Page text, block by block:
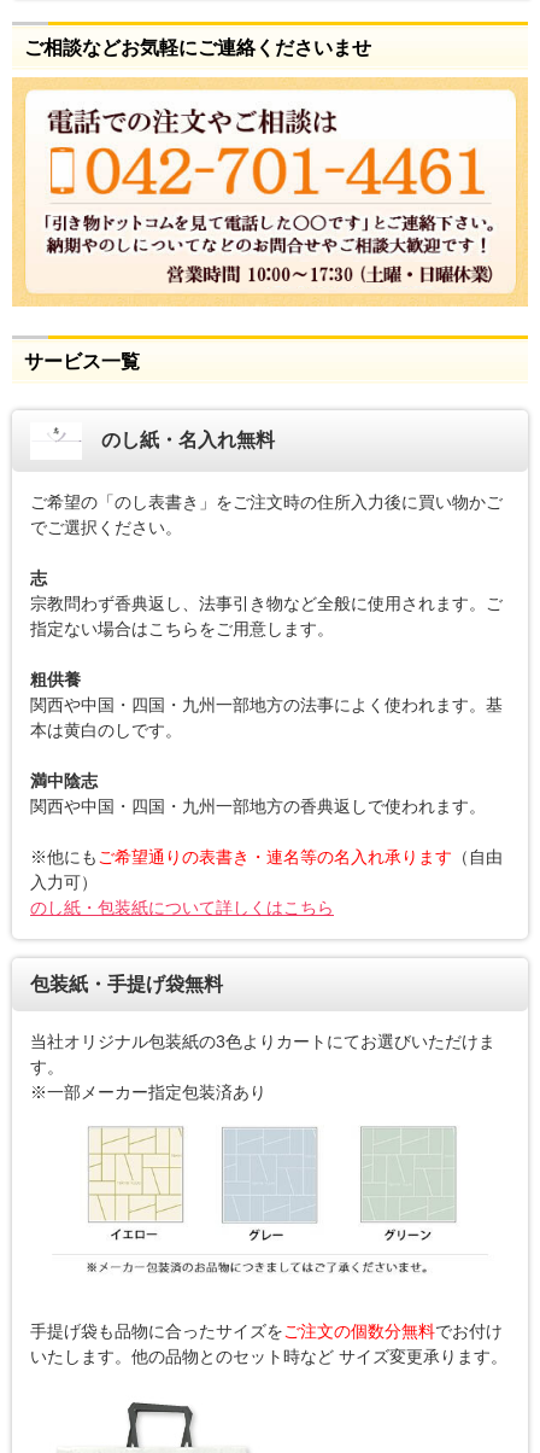
ご相談などお気軽にご連絡くださいませ
サービス一覧
のし紙・名入れ無料
ご希望の「のし表書き」をご注文時の住所入力後に買い物かご
でご選択ください。
志
宗教問わず香典返し、法事引き物など全般に使用されます。ご
指定ない場合はこちらをご用意します。
粗供養
関西や中国・四国・九州一部地方の法事によく使われます。基
本は黄白のしです。
満中陰志
関西や中国・四国・九州一部地方の香典返しで使われます。
※他にもご希望通りの表書き・連名等の名入れ承ります （自由
入力可）
のし紙・包装紙について詳しくはこちら
包装紙・手提げ袋無料
当社オリジナル包装紙の3色よりカートにてお選びいただけま
す。
※一部メーカー指定包装済あり
手提げ袋も品物に合ったサイズをご注文の個数分無料でお付け
いたします。他の品物とのセット時など サイズ変更承ります。